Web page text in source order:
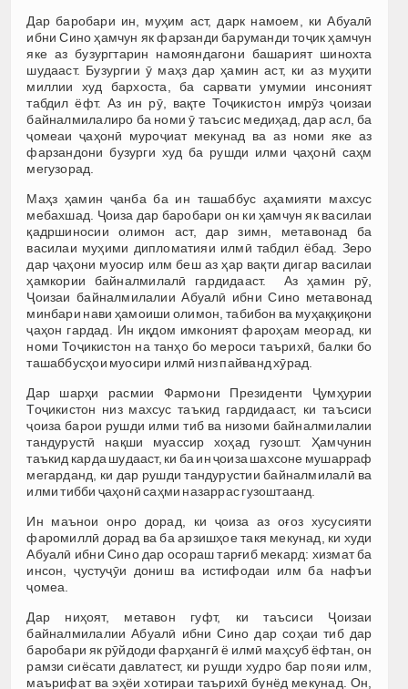
Дар баробари ин, муҳим аст, дарк намоем, ки Абуалӣ
ибни Сино ҳамчун як фарзанди баруманди тоҷик ҳамчун
яке аз бузургтарин намояндагони башарият шинохта
шудааст. Бузургии ӯ маҳз дар ҳамин аст, ки аз муҳити
миллии худ бархоста, ба сарвати умумии инсоният
табдил ёфт. Аз ин рӯ, вақте Тоҷикистон имрӯз ҷоизаи
байналмилалиро ба номи ӯ таъсис медиҳад, дар асл, ба
ҷомеаи ҷаҳонӣ муроҷиат мекунад ва аз номи яке аз
фарзандони бузурги худ ба рушди илми ҷаҳонӣ саҳм
мегузорад.
Маҳз ҳамин ҷанба ба ин ташаббус аҳамияти махсус
мебахшад. Ҷоиза дар баробари он ки ҳамчун як василаи
қадршиносии олимон аст, дар зимн, метавонад ба
василаи муҳими дипломатияи илмӣ табдил ёбад. Зеро
дар ҷаҳони муосир илм беш аз ҳар вақти дигар василаи
ҳамкории байналмилалӣ гардидааст. Аз ҳамин рӯ,
Ҷоизаи байналмилалии Абуалӣ ибни Сино метавонад
минбари нави ҳамоиши олимон, табибон ва муҳаққиқони
ҷаҳон гардад. Ин иқдом имконият фароҳам меорад, ки
номи Тоҷикистон на танҳо бо мероси таърихӣ, балки бо
ташаббусҳои муосири илмӣ низ пайванд хӯрад.
Дар шарҳи расмии Фармони Президенти Ҷумҳурии
Тоҷикистон низ махсус таъкид гардидааст, ки таъсиси
ҷоиза барои рушди илми тиб ва низоми байналмилалии
тандурустӣ нақши муассир хоҳад гузошт. Ҳамчунин
таъкид карда шудааст, ки ба ин ҷоиза шахсоне мушарраф
мегарданд, ки дар рушди тандурустии байналмилалӣ ва
илми тибби ҷаҳонӣ саҳми назаррас гузоштаанд.
Ин маънои онро дорад, ки ҷоиза аз оғоз хусусияти
фаромиллӣ дорад ва ба арзишҳое такя мекунад, ки худи
Абуалӣ ибни Сино дар осораш тарғиб мекард: хизмат ба
инсон, ҷустуҷӯи дониш ва истифодаи илм ба нафъи
ҷомеа.
Дар ниҳоят, метавон гуфт, ки таъсиси Ҷоизаи
байналмилалии Абуалӣ ибни Сино дар соҳаи тиб дар
баробари як рӯйдоди фарҳангӣ ё илмӣ маҳсуб ёфтан, он
рамзи сиёсати давлатест, ки рушди худро бар пояи илм,
маърифат ва эҳёи хотираи таърихӣ бунёд мекунад. Он,